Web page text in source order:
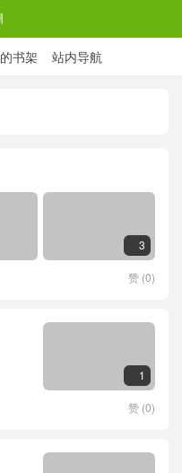
书架 站内导航
3
赞 (0)
1
赞 (0)